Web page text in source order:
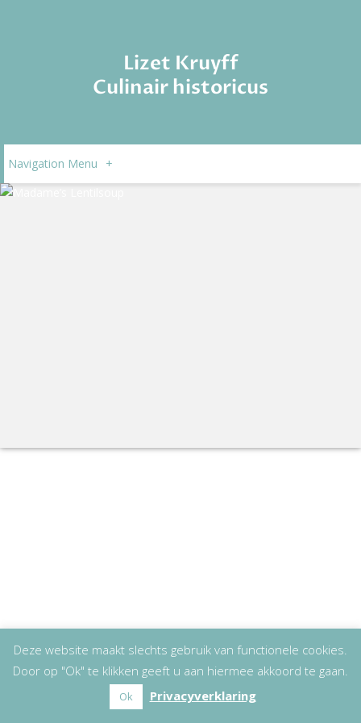
Lizet Kruyff
Culinair historicus
Navigation Menu +
Deze website maakt slechts gebruik van functionele cookies.
Door op "Ok" te klikken geeft u aan hiermee akkoord te gaan.
Ok Privacyverklaring